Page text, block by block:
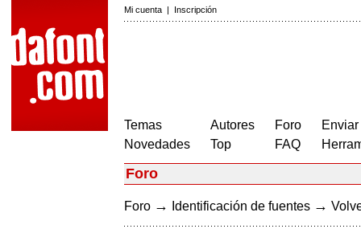
Mi cuenta | Inscripción
Temas
Novedades
Autores
Top
Foro
FAQ
Foro
Foro → Identificación de fuentes →